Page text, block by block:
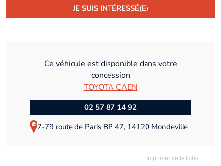
JE SUIS INTÉRESSÉ(E)
Ce véhicule est disponible dans votre
concession
TOYOTA CAEN
02 57 87 14 92
77-79 route de Paris BP 47, 14120 Mondeville
Imprimer cette fiche